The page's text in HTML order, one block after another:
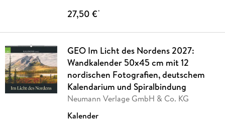
27,50 €*
GEO Im Licht des Nordens 2027:
Wandkalender 50x45 cm mit 12
nordischen Fotografien, deutschem
Kalendarium und Spiralbindung
Neumann Verlage GmbH & Co. KG
Kalender